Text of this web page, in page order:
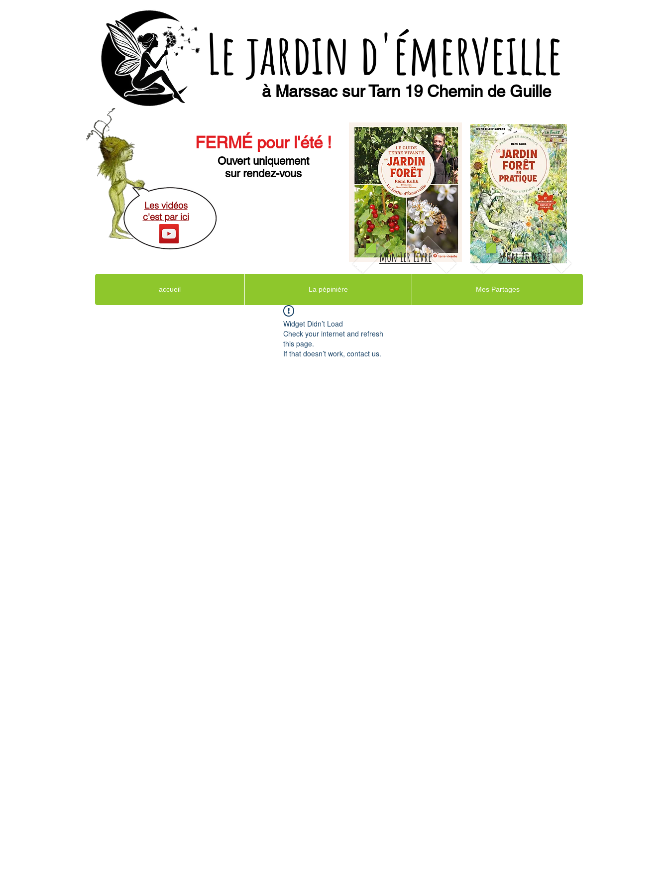
Le jardin d'émerveille
mon 1er livre mon 2e livre
à Marssac sur Tarn 19 Chemin de Guille
FERMÉ pour l'été!
Ouvert uniquement
sur rendez-vous
Les vidéos
c'est par ici
accueil La pépinière Mes Partages
Widget Didn’t Load
Check your internet and refresh
this page.
If that doesn’t work, contact us.